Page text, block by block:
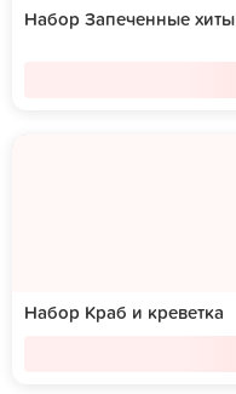
Набор Запеченные хиты
Набор Краб и креветка